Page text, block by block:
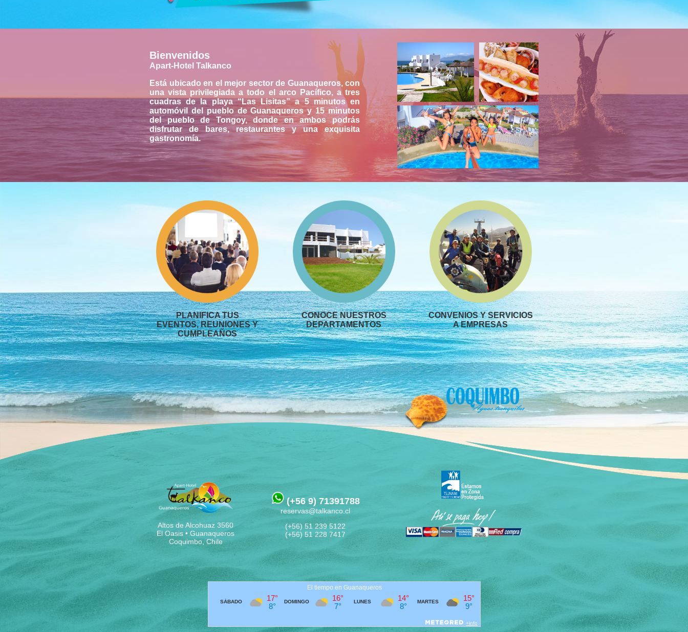
Bienvenidos
Apart-Hotel Talkanco
Está ubicado en el mejor sector de Guanaqueros, con
una vista privilegiada a todo el arco Pacífico, a tres
cuadras de la playa “Las Lisitas” a 5 minutos en
automóvil del pueblo de Guanaqueros y 15 minutos
del pueblo de Tongoy, donde en ambos podrás
disfrutar de bares, restaurantes y una exquisita
gastronomía.
PLANIFICA TUS
EVENTOS, REUNIONES Y
CUMPLEAÑOS
CONOCE NUESTROS
DEPARTAMENTOS
CONVENIOS Y SERVICIOS
A EMPRESAS
Altos de Alcohuaz 3560
El Oasis • Guanaqueros
Coquimbo, Chile
(+56 9) 71391788
reservas@talkanco.cl
(+56) 51 239 5122
(+56) 51 228 7417